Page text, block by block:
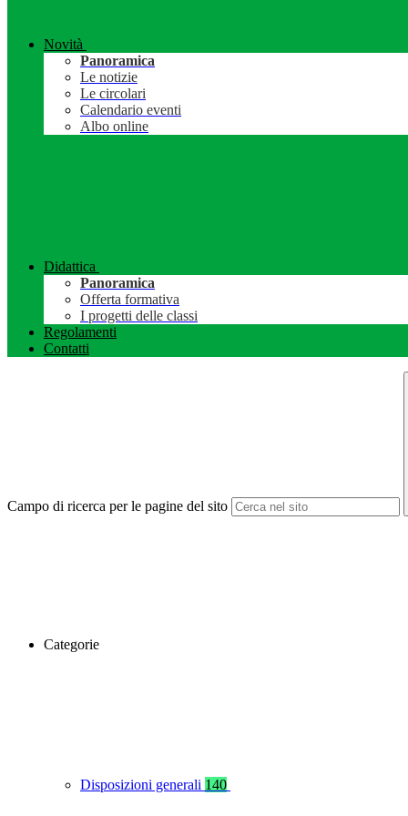
Novità
Panoramica
Le notizie
Le circolari
Calendario eventi
Albo online
Didattica
Panoramica
Offerta formativa
I progetti delle classi
Regolamenti
Contatti
Campo di ricerca per le pagine del sito
Categorie
Disposizioni generali 140